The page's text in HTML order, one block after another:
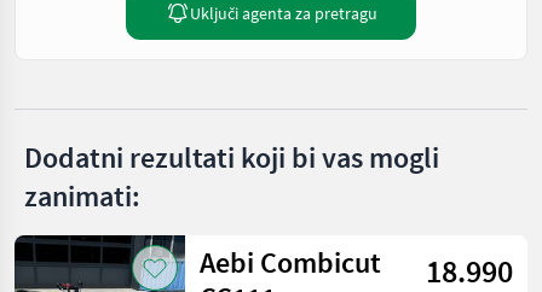
Uključi agenta za pretragu
Dodatni rezultati koji bi vas mogli
zanimati:
Aebi Combicut
18.990